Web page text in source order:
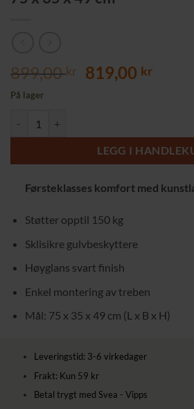
899,00kr Opprinnelig
819,00 kr
På lager
LEGG I
Førsteklasses komfort med
Støtter opptil 150 kg
Sklisikre gulvbeskyttere
Høyglans svart finish
Enkel montering av treben
Mål: 75 x 35 x 49 cm (L x B x H)
Leveringstid: 3-6 virkedager
Frakt: Kun 59 kr
Betal trygt med Svea - Vipps